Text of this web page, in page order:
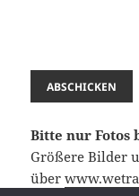
Bitte nur Fotos
Größere Bilder
über